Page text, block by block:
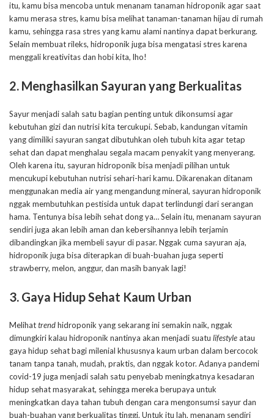
itu, kamu bisa mencoba untuk menanam tanaman hidroponik agar saat
kamu merasa stres, kamu bisa melihat tanaman-tanaman hijau di rumah
kamu, sehingga rasa stres yang kamu alami nantinya dapat berkurang.
Selain membuat rileks, hidroponik juga bisa mengatasi stres karena
menggali kreativitas dan hobi kita, lho!
2. Menghasilkan Sayuran yang Berkualitas
Sayur menjadi salah satu bagian penting untuk dikonsumsi agar
kebutuhan gizi dan nutrisi kita tercukupi. Sebab, kandungan vitamin
yang dimiliki sayuran sangat dibutuhkan oleh tubuh kita agar tetap
sehat dan dapat menghalau segala macam penyakit yang menyerang.
Oleh karena itu, sayuran hidroponik bisa menjadi pilihan untuk
mencukupi kebutuhan nutrisi sehari-hari kamu. Dikarenakan ditanam
menggunakan media air yang mengandung mineral, sayuran hidroponik
nggak membutuhkan pestisida untuk dapat terlindungi dari serangan
hama. Tentunya bisa lebih sehat dong ya… Selain itu, menanam sayuran
sendiri juga akan lebih aman dan kebersihannya lebih terjamin
dibandingkan jika membeli sayur di pasar. Nggak cuma sayuran aja,
hidroponik juga bisa diterapkan di buah-buahan juga seperti
strawberry, melon, anggur, dan masih banyak lagi!
3. Gaya Hidup Sehat Kaum Urban
Melihattrendhidroponik yang sekarang ini semakin naik, nggak
dimungkiri kalau hidroponik nantinya akan menjadi suatu lifestyleatau
gaya hidup sehat bagi milenial khususnya kaum urban dalam bercocok
tanam tanpa tanah, mudah, praktis, dan nggak kotor. Adanya pandemi
covid-19 juga menjadi salah satu penyebab meningkatnya kesadaran
hidup sehat masyarakat, sehingga mereka berupaya untuk
meningkatkan daya tahan tubuh dengan cara mengonsumsi sayur dan
buah-buahan yang berkualitas tinggi. Untuk itu lah, menanam sendiri